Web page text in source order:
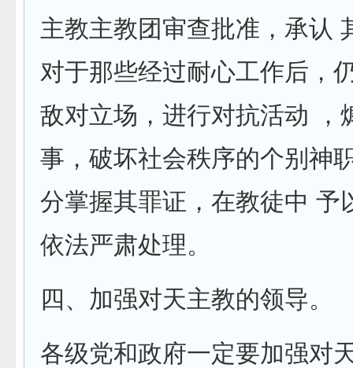
主教主教团审查批准，承认
对于那些经过耐心工作后，
敌对立场，进行对抗活动 ，
事，破坏社会秩序的个别神
分掌握其罪证，在教徒中 予
依法严肃处理。
四、加强对天主教的领导。
各级党和政府一定要加强对